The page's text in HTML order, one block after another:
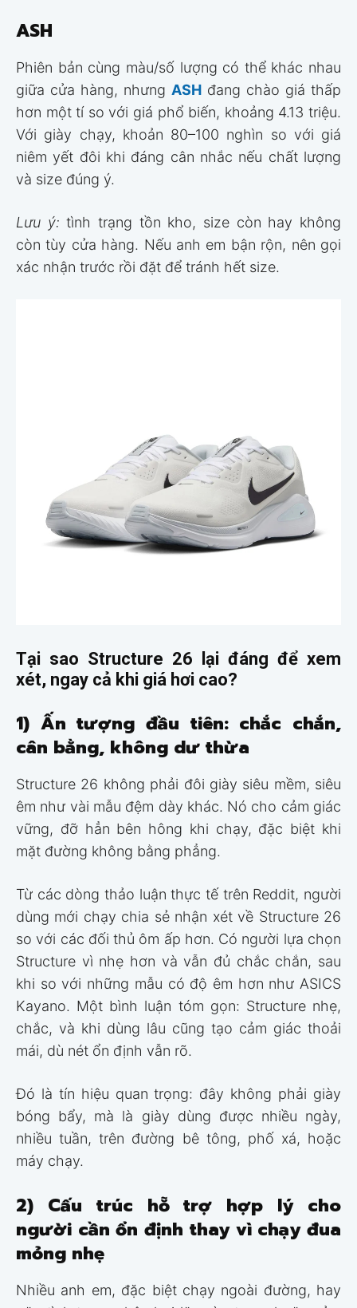
ASH
Phiên bản cùng màu/số lượng có thể khác nhau
giữa cửa hàng, nhưng ASH đang chào giá thấp
hơn một tí so với giá phổ biến, khoảng 4.13 triệu.
Với giày chạy, khoản 80–100 nghìn so với giá
niêm yết đôi khi đáng cân nhắc nếu chất lượng
và size đúng ý.
Lưu ý: tình trạng tồn kho, size còn hay không
còn tùy cửa hàng. Nếu anh em bận rộn, nên gọi
xác nhận trước rồi đặt để tránh hết size.
Tại sao Structure 26 lại đáng để xem
xét, ngay cả khi giá hơi cao?
1) Ấn tượng đầu tiên: chắc chắn,
cân bằng, không dư thừa
Structure 26 không phải đôi giày siêu mềm, siêu
êm như vài mẫu đệm dày khác. Nó cho cảm giác
vững, đỡ hẳn bên hông khi chạy, đặc biệt khi
mặt đường không bằng phẳng.
Từ các dòng thảo luận thực tế trên Reddit, người
dùng mới chạy chia sẻ nhận xét về Structure 26
so với các đối thủ ôm ấp hơn. Có người lựa chọn
Structure vì nhẹ hơn và vẫn đủ chắc chắn, sau
khi so với những mẫu có độ êm hơn như ASICS
Kayano. Một bình luận tóm gọn: Structure nhẹ,
chắc, và khi dùng lâu cũng tạo cảm giác thoải
mái, dù nét ổn định vẫn rõ.
Đó là tín hiệu quan trọng: đây không phải giày
bóng bẩy, mà là giày dùng được nhiều ngày,
nhiều tuần, trên đường bê tông, phố xá, hoặc
máy chạy.
2) Cấu trúc hỗ trợ hợp lý cho
người cần ổn định thay vì chạy đua
mỏng nhẹ
Nhiều anh em, đặc biệt chạy ngoài đường, hay